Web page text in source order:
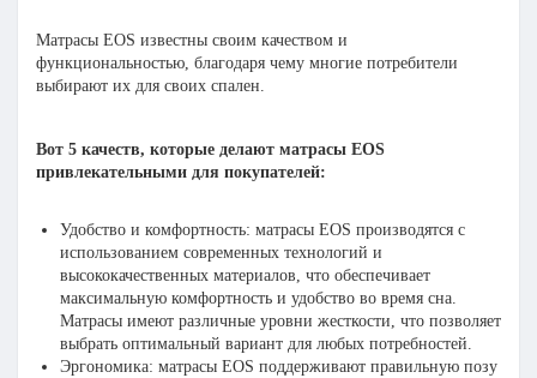
Матрасы EOS известны своим качеством и
функциональностью, благодаря чему многие потребители
выбирают их для своих спален.
Вот 5 качеств, которые делают матрасы EOS
привлекательными для покупателей:
Удобство и комфортность: матрасы EOS производятся с
использованием современных технологий и
высококачественных материалов, что обеспечивает
максимальную комфортность и удобство во время сна.
Матрасы имеют различные уровни жесткости, что позволяет
выбрать оптимальный вариант для любых потребностей.
Эргономика: матрасы EOS поддерживают правильную позу